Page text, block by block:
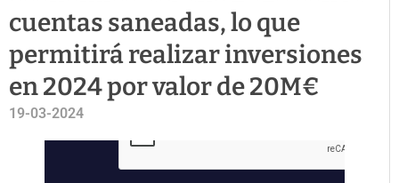
cuentas saneadas, lo que
permitirá realizar inversiones
en 2024 por valor de 20M€
19-03-2024